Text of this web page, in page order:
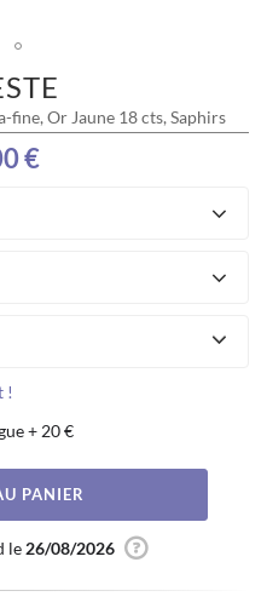
Or Jaune 18 cts, Saphirs
€
!
+ 20 €
PANIER
le 26/08/2026